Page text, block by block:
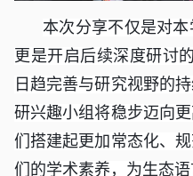
本次分享不仅是对本
更是开启后续深度研讨
日趋完善与研究视野的
研兴趣小组将稳步迈向
们搭建起更加常态化、
们的学术素养，为生态